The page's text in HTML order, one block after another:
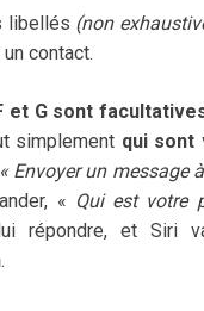
libellés (non
contact.
et G sont
simplement qui sont
« Envoyer un message
« Qui est votre
répondre, et Siri
.